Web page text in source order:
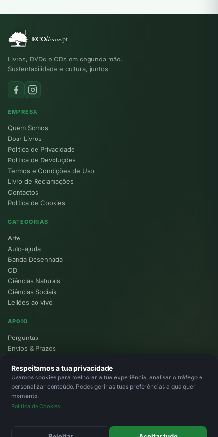
Livros, DVDs e CDs em segunda mão.
Sustentabilidade e cultura, juntos.
EMPRESA
Quem Somos
Doar Livros
Política de Privacidade
Política de Devoluções
Termos e Condições de Uso
Livro de Reclamações
Contactos
Política de Cookies
CATEGORIAS
Arte
Auto-ajuda
Banda Desenhada
CD
Ciências Naturais
Ciências Sociais
Leilões ao vivo
APOIO
Perguntas
Envios & Prazos
Devoluções
Minha Conta
© 2026 Ecolivros. Todos os direitos reservados.
Respeitamos a tua privacidade
Usamos cookies para melhorar a tua experiência, analisar o tráfego e
personalizar conteúdo. Podes gerir as tuas preferências a qualquer
momento.
Política de Cookies